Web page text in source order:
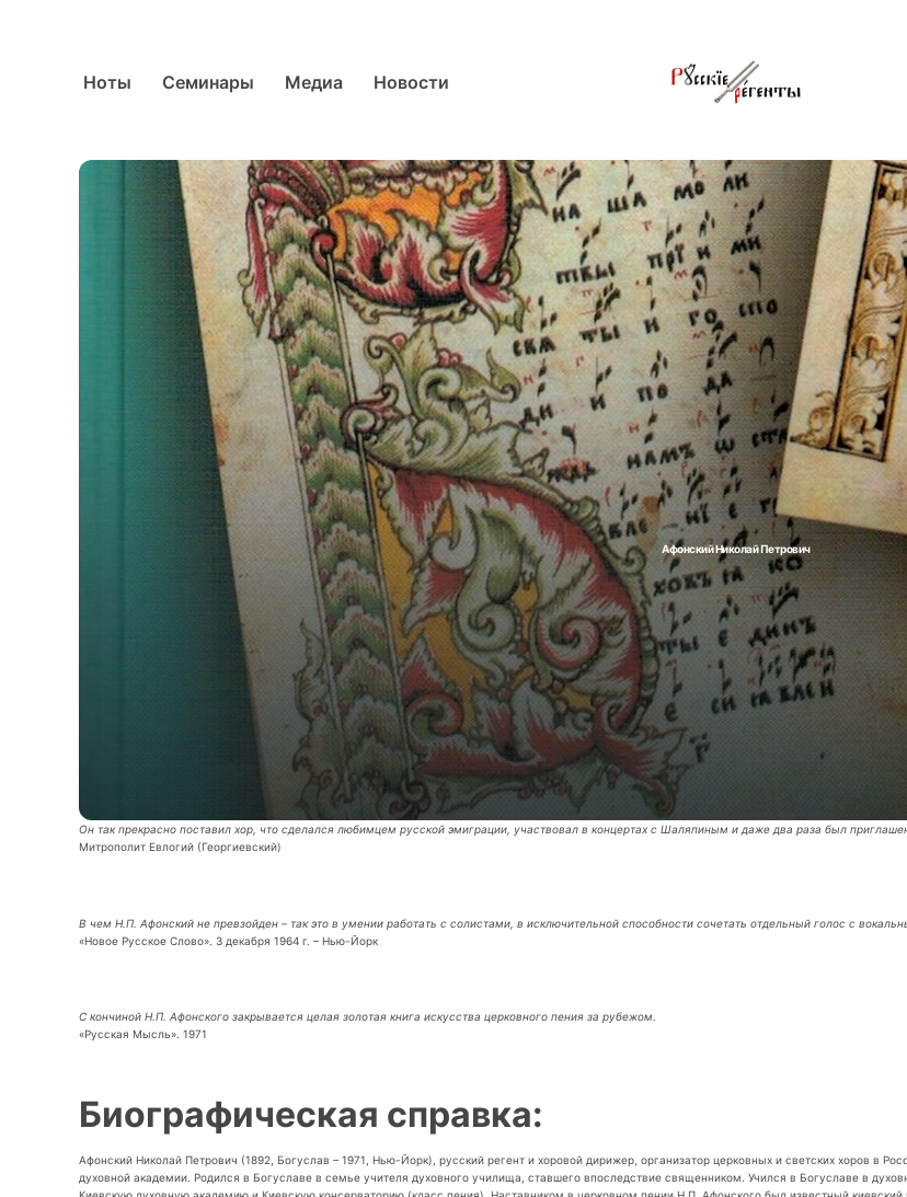
Ноты Семинары Медиа Новости
Афонский Николай Петрович
Он так прекрасно поставил хор, что сделался любимцем русской эмиграции, участвовал в концертах с Шаляпиным и даже два раза был
Митрополит Евлогий (Георгиевский)
В чем Н.П. Афонский не превзойден – так это в умении работать с солистами, в исключительной способности сочетать отдельный голос с
«Новое Русское Слово». 3 декабря 1964 г. – Нью-Йорк
С кончиной Н.П. Афонского закрывается целая золотая книга искусства церковного пения за рубежом.
«Русская Мысль». 1971
Биографическая справка:
Афонский Николай Петрович (1892, Богуслав – 1971, Нью-Йорк), русский регент и хоровой дирижер, организатор церковных и светских хоров в
духовной академии. Родился в Богуславе в семье учителя духовного училища, ставшего впоследствие священником. Учился в Богуславе в